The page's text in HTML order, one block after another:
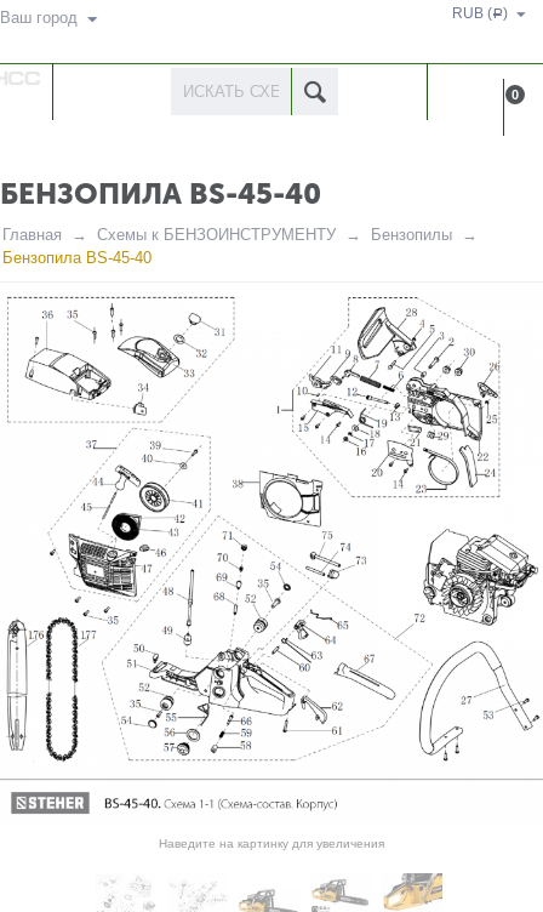
Ваш город RUB (Р)
0
БЕНЗОПИЛА BS-45-40
Главная Схемы к БЕНЗОИНСТРУМЕНТУ
Бензопилы
Бензопила BS-45-40
Наведите на картинку для увеличения